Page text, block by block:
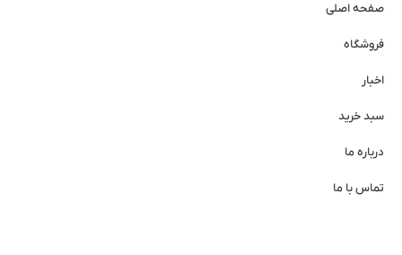
صفحه اصلی
فروشگاه
اخبار
سبد خرید
درباره ما
تماس با ما